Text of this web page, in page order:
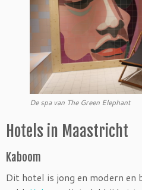
De spa van The Green Elephant
Hotels in Maastricht
Kaboom
Dit hotel is jong en modern en